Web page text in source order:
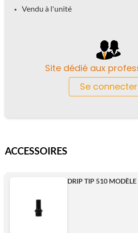
Vendu à l'unité
Site dédié aux
Se connecter
ACCESSOIRES
DRIP TIP 510